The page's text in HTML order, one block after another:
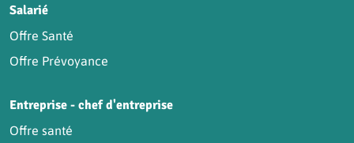
Salarié
Offre Santé
Offre Prévoyance
Entreprise - chef d'entreprise
Offre santé